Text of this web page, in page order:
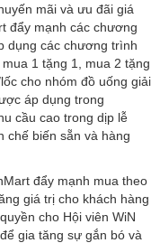
mãi và ưu đãi giá
đẩy mạnh các chương
dụng các chương trình
1 tặng 1, mua 2 tặng
cho nhóm đồ uống giải
áp dụng trong
cầu cao trong dịp lễ
chế biến sẵn và hàng
đẩy mạnh mua theo
giá trị cho khách hàng
cho Hội viên WiN
gia tăng sự gắn bó và